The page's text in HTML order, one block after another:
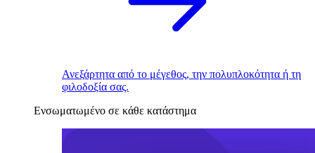
Ανεξάρτητα από το μέγεθος, την πολυπλοκότητα ή τη
φιλοδοξία σας.
Ενσωματωμένο σε κάθε κατάστημα